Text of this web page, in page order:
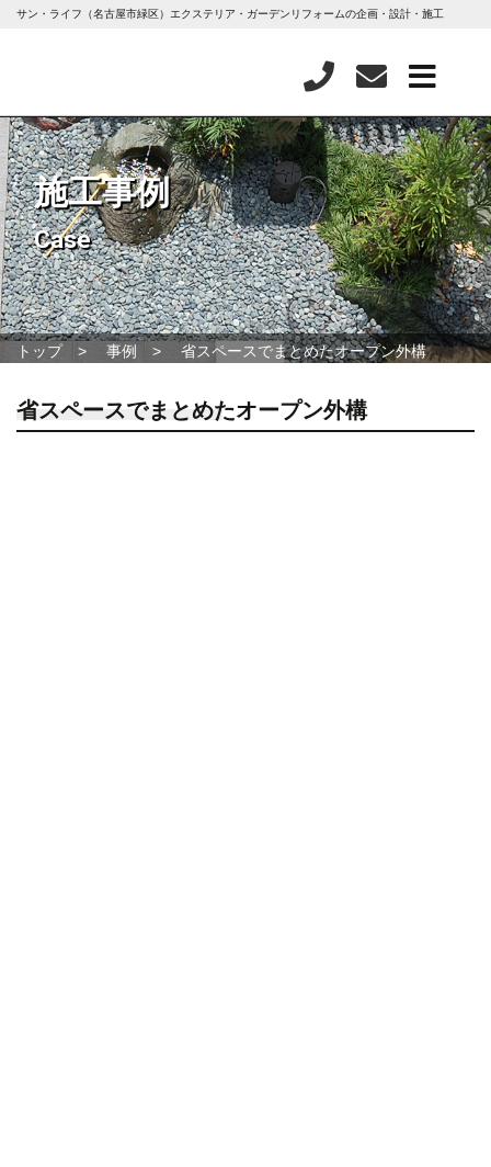
サン・ライフ（名古屋市緑区）エクステリア・ガーデンリフォームの企画・設計・施工
施工事例
Case
トップ 事例 省スペースでまとめたオープン外構
省スペースでまとめたオープン外構